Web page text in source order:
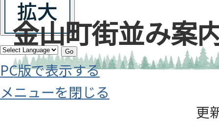
Go
PC版で表示する
メニューを閉じる
金山町街並み案
更